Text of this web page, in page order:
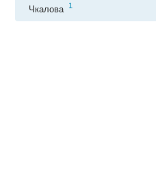
Чкалова 1